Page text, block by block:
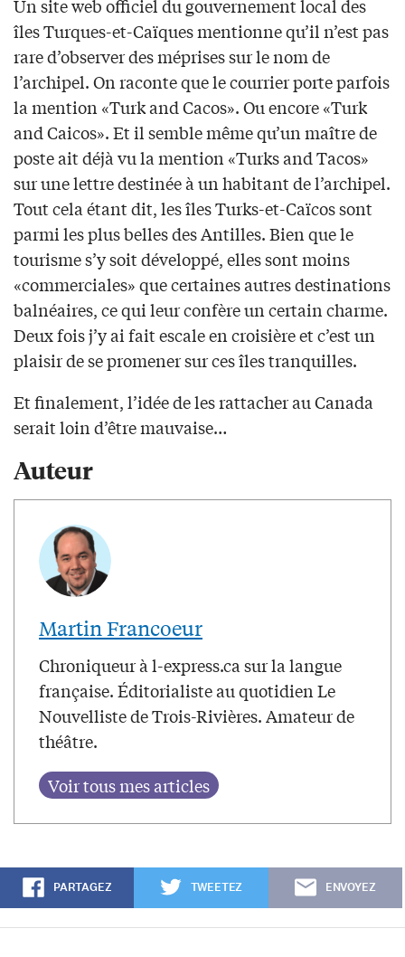
Un site web officiel du gouvernement local des
îles Turques-et-Caïques mentionne qu’il n’est pas
rare d’observer des méprises sur le nom de
l’archipel. On raconte que le courrier porte parfois
la mention «Turk and Cacos». Ou encore «Turk
and Caicos». Et il semble même qu’un maître de
poste ait déjà vu la mention «Turks and Tacos»
sur une lettre destinée à un habitant de l’archipel.
Tout cela étant dit, les îles Turks-et-Caïcos sont
parmi les plus belles des Antilles. Bien que le
tourisme s’y soit développé, elles sont moins
«commerciales» que certaines autres destinations
balnéaires, ce qui leur confère un certain charme.
Deux fois j’y ai fait escale en croisière et c’est un
plaisir de se promener sur ces îles tranquilles.
Et finalement, l’idée de les rattacher au Canada
serait loin d’être mauvaise…
Auteur
Martin Francoeur
Chroniqueur à l-express.ca sur la langue
française. Éditorialiste au quotidien Le
Nouvelliste de Trois-Rivières. Amateur de
théâtre.
PARTAGEZ TWEETEZ ENVOYEZ